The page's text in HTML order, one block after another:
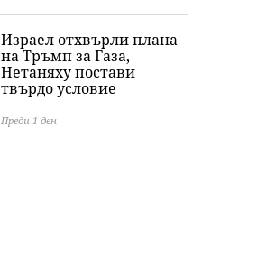
Израел отхвърли плана
на Тръмп за Газа,
Нетаняху постави
твърдо условие
Преди 1 ден